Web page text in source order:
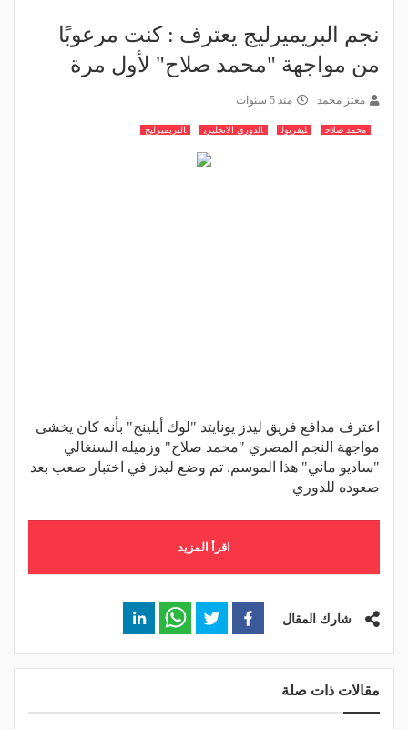
نجم البريميرليج يعترف : كنت مرعوبًا
من مواجهة "محمد صلاح" لأول مرة
معتز محمد منذ 5 سنوات
محمد صلاح ليفربول الدوري الانجليزي البريميرليج
اعترف مدافع فريق ليدز يونايتد "لوك أيلينج" بأنه كان يخشى
مواجهة النجم المصري "محمد صلاح" وزميله السنغالي
"ساديو ماني" هذا الموسم. تم وضع ليدز في اختبار صعب بعد
صعوده للدوري
اقرأ المزيد
شارك المقال
مقالات ذات صلة